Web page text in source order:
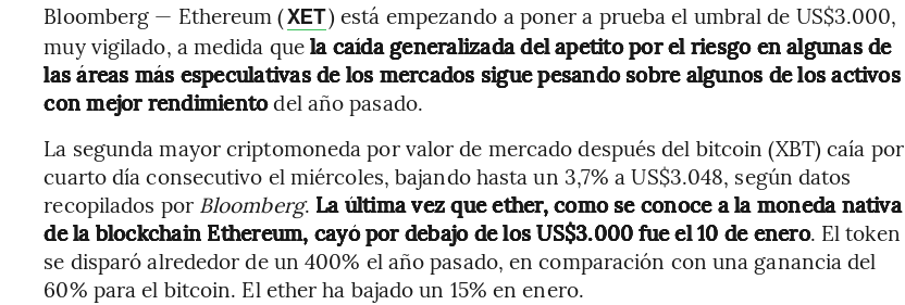
Bloomberg — Ethereum (XET) está empezando a poner a prueba el umbral de US$3.000,
muy vigilado, a medida quela caída generalizada del apetito por el riesgo en algunas de
las áreas más especulativas de los mercados sigue pesando sobre algunos de los activos
con mejor rendimientodel año pasado.
La segunda mayor criptomoneda por valor de mercado después del bitcoin (XBT) caía por
cuarto día consecutivo el miércoles, bajando hasta un 3,7% a US$3.048, según datos
recopilados por Bloomberg. La última vez que ether, como se conoce a la moneda nativa
de la blockchain Ethereum, cayó por debajo de los US$3.000 fue el 10 de enero. El token
se disparó alrededor de un 400% el año pasado, en comparación con una ganancia del
60% para el bitcoin. El ether ha bajado un 15% en enero.